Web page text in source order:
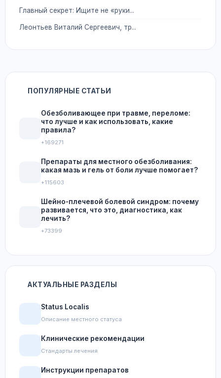
Главный секрет: Ищите не «руки...
Леонтьев Виталий Сергеевич, тр...
ПОПУЛЯРНЫЕ СТАТЬИ
Обезболивающее при травме, переломе:
что лучше и как использовать, какие
правила?
+169271
Препараты для местного обезболивания:
какая мазь и гель от боли лучше помогает?
+115603
Шейно-плечевой болевой синдром: почему
развивается, что это, диагностика, как
лечить?
+73399
АКТУАЛЬНЫЕ РАЗДЕЛЫ
Status Localis
Описание местного статуса
Клинические рекомендации
Стандарты лечения
Инструкции препаратов